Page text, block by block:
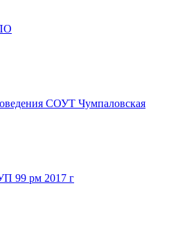
СОУТ Чумпаловская
99 рм 2017 г